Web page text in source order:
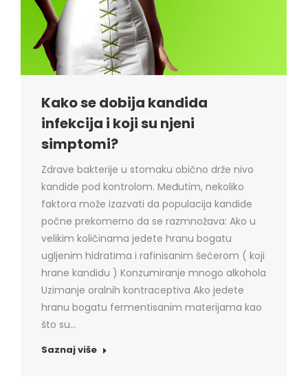
Kako se dobija kandida
infekcija i koji su njeni
simptomi?
Zdrave bakterije u stomaku obično drže nivo
kandide pod kontrolom. Međutim, nekoliko
faktora može izazvati da populacija kandide
počne prekomerno da se razmnožava: Ako u
velikim količinama jedete hranu bogatu
ugljenim hidratima i rafinisanim šećerom ( koji
hrane kandidu ) Konzumiranje mnogo alkohola
Uzimanje oralnih kontraceptiva Ako jedete
hranu bogatu fermentisanim materijama kao
što su…
Saznaj više